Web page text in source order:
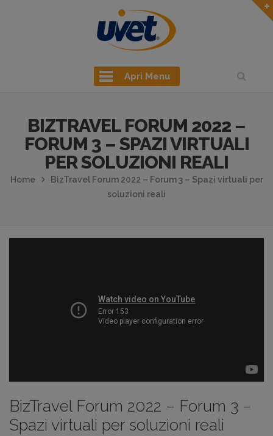
Apri Menu
BIZTRAVEL FORUM 2022 –
FORUM 3 – SPAZI VIRTUALI
PER SOLUZIONI REALI
Home
BizTravel Forum 2022 – Forum 3 – Spazi virtuali per
soluzioni reali
BizTravel Forum 2022 – Forum 3 –
Spazi virtuali per soluzioni reali